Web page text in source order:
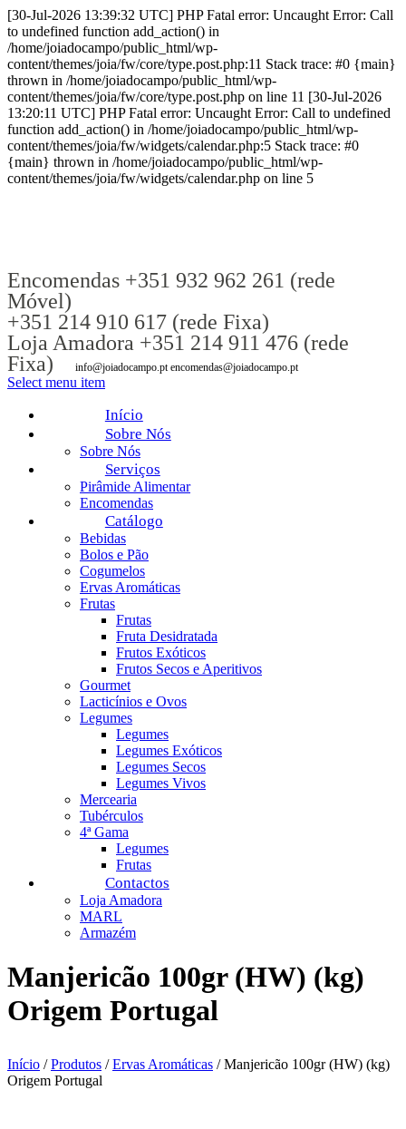
[30-Jul-2026 13:39:32 UTC] PHP Fatal error: Uncaught Error: Call
to undefined function add_action() in
/home/joiadocampo/public_html/wp-
content/themes/joia/fw/core/type.post.php:11 Stack trace: #0 {main}
thrown in /home/joiadocampo/public_html/wp-
content/themes/joia/fw/core/type.post.php on line 11 [30-Jul-2026
13:20:11 UTC] PHP Fatal error: Uncaught Error: Call to undefined
function add_action() in /home/joiadocampo/public_html/wp-
content/themes/joia/fw/widgets/calendar.php:5 Stack trace: #0
{main} thrown in /home/joiadocampo/public_html/wp-
content/themes/joia/fw/widgets/calendar.php on line 5
Encomendas +351 932 962 261 (rede
Móvel)
+351 214 910 617 (rede Fixa)
Loja Amadora +351 214 911 476 (rede
Fixa)
info@joiadocampo.pt encomendas@joiadocampo.pt
Select menu item
Início
Sobre Nós
Sobre Nós
Serviços
Pirâmide Alimentar
Encomendas
Catálogo
Bebidas
Bolos e Pão
Cogumelos
Ervas Aromáticas
Frutas
Frutas
Fruta Desidratada
Frutos Exóticos
Frutos Secos e Aperitivos
Gourmet
Lacticínios e Ovos
Legumes
Legumes
Legumes Exóticos
Legumes Secos
Legumes Vivos
Mercearia
Tubérculos
4ª Gama
Legumes
Frutas
Contactos
Loja Amadora
MARL
Armazém
Manjericão 100gr (HW) (kg)
Origem Portugal
Início /Produtos /Ervas Aromáticas / Manjericão 100gr (HW) (kg)
Origem Portugal